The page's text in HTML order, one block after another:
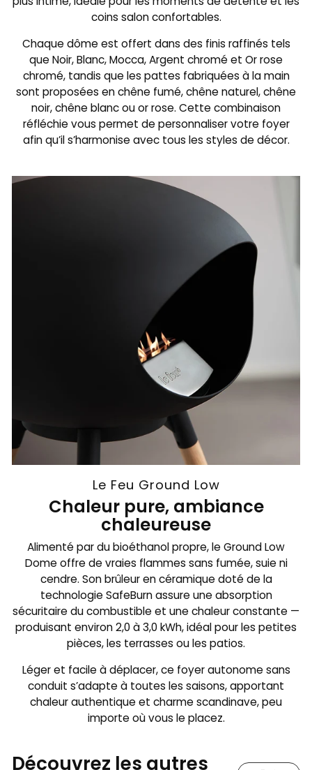
coins salon confortables.
Chaque dôme est offert dans des finis raffinés tels
que Noir, Blanc, Mocca, Argent chromé et Or rose
chromé, tandis que les pattes fabriquées à la main
sont proposées en chêne fumé, chêne naturel, chêne
noir, chêne blanc ou or rose. Cette combinaison
réfléchie vous permet de personnaliser votre foyer
afin qu’il s’harmonise avec tous les styles de décor.
Le Feu Ground Low
Chaleur pure, ambiance
chaleureuse
Alimenté par du bioéthanol propre, le Ground Low
Dome offre de vraies flammes sans fumée, suie ni
cendre. Son brûleur en céramique doté de la
technologie SafeBurn assure une absorption
sécuritaire du combustible et une chaleur constante —
produisant environ 2,0 à 3,0 kWh, idéal pour les petites
pièces, les terrasses ou les patios.
Léger et facile à déplacer, ce foyer autonome sans
conduit s’adapte à toutes les saisons, apportant
chaleur authentique et charme scandinave, peu
importe où vous le placez.
Découvrez les autres